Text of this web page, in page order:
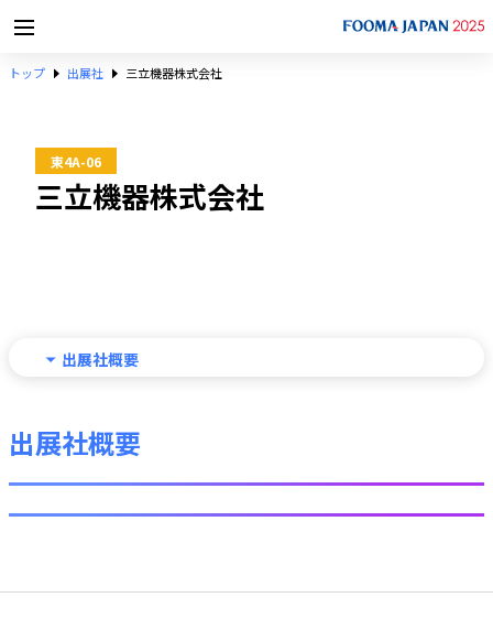
トップ 出展社 三立機器株式会社
東4A-06
三立機器株式会社
出展社概要
出展社概要